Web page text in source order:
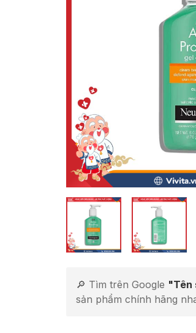
🔎 Tìm trên Google "Tên
sản phẩm chính hãng